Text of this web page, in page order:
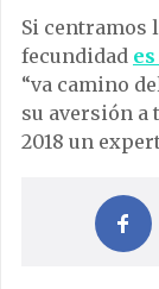
Si centramos
fecundidad
“va camino
su aversión a
2018 un